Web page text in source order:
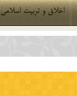
اخلاق و تربیت اسلامی